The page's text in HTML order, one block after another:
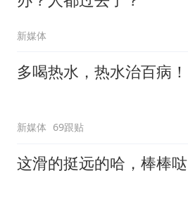
新媒体
多喝热水，热水治百病！
新媒体 69跟贴
这滑的挺远的哈，棒棒哒